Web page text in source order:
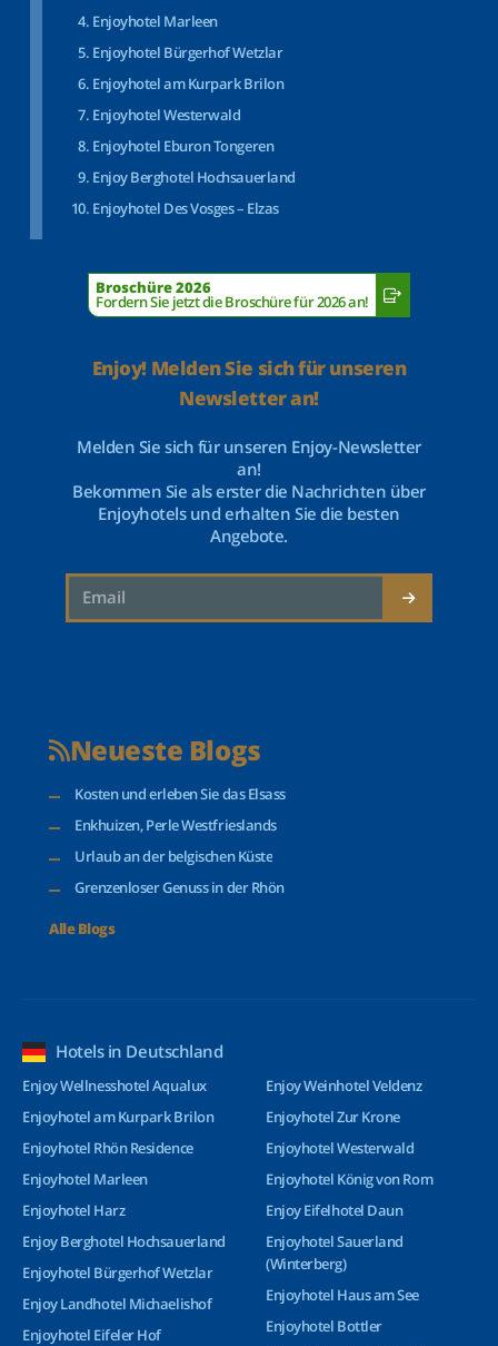
Enjoyhotel Marleen
Enjoyhotel Bürgerhof Wetzlar
Enjoyhotel am Kurpark Brilon
Enjoyhotel Westerwald
Enjoyhotel Eburon Tongeren
Enjoy Berghotel Hochsauerland
Enjoyhotel Des Vosges – Elzas
Broschüre 2026
Fordern Sie jetzt die Broschüre für 2026 an!
Enjoy! Melden Sie sich für unseren
Newsletter an!
Melden Sie sich für unseren Enjoy-Newsletter
an!
Bekommen Sie als erster die Nachrichten über
Enjoyhotels und erhalten Sie die besten
Angebote.
Neueste Blogs
Kosten und erleben Sie das Elsass
Enkhuizen, Perle Westfrieslands
Urlaub an der belgischen Küste
Grenzenloser Genuss in der Rhön
Alle Blogs
Hotels in Deutschland
Enjoy Wellnesshotel Aqualux
Enjoyhotel am Kurpark Brilon
Enjoyhotel Rhön Residence
Enjoyhotel Marleen
Enjoyhotel Harz
Enjoy Berghotel Hochsauerland
Enjoyhotel Bürgerhof Wetzlar
Enjoy Landhotel Michaelishof
Enjoyhotel Eifeler Hof
Enjoy Weinhotel Veldenz
Enjoyhotel Zur Krone
Enjoyhotel Westerwald
Enjoyhotel König von Rom
Enjoy Eifelhotel Daun
Enjoyhotel Sauerland
(Winterberg)
Enjoyhotel Haus am See
Enjoyhotel Bottler